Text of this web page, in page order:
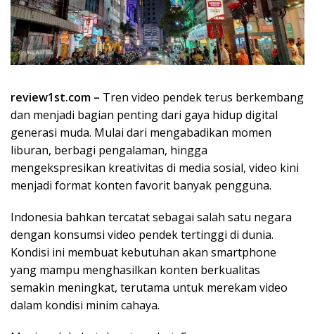
review1st.com – Tren video pendek terus berkembang
dan menjadi bagian penting dari gaya hidup digital
generasi muda. Mulai dari mengabadikan momen
liburan, berbagi pengalaman, hingga
mengekspresikan kreativitas di media sosial, video kini
menjadi format konten favorit banyak pengguna.
Indonesia bahkan tercatat sebagai salah satu negara
dengan konsumsi video pendek tertinggi di dunia.
Kondisi ini membuat kebutuhan akan smartphone
yang mampu menghasilkan konten berkualitas
semakin meningkat, terutama untuk merekam video
dalam kondisi minim cahaya.